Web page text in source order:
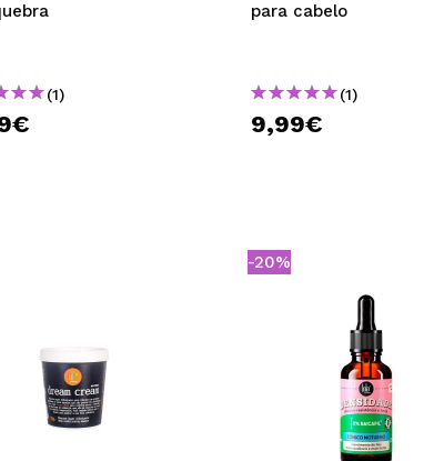
(1)
para cabelo
(1)
9,99€
-20%